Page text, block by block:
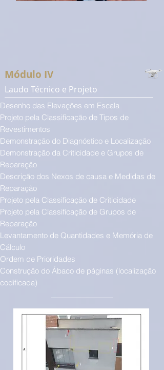
Módulo IV
Laudo Técnico e Projeto
Desenho das Elevações em Escala
Projeto pela Classificação de Tipos de
Revestimentos
Demonstração do Diagnóstico e Localização
Demonstração da Criticidade e Grupos de
Reparação
Descrição dos Nexos de causa e Medidas de
Reparação
Projeto pela Classificação de Criticidade
Projeto pela Classificação de Grupos de
Reparação
Levantamento de Quantidades e Memória de
Cálculo
Ordem de Prioridades
Construção do Ábaco de páginas (localização
codificada)